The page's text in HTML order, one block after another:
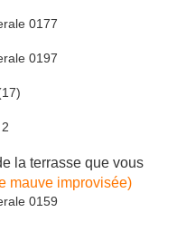
la terrasse que vous
mauve improvisée)